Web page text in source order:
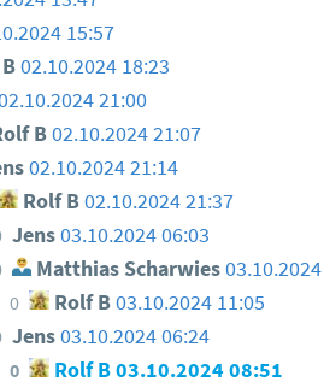
15:57
02.10.2024 18:23
21:00
B02.10.2024 21:07
02.10.2024 21:14
Rolf B02.10.2024 21:37
Jens03.10.2024 06:03
Matthias Scharwies
0 Rolf B03.10.2024 11:05
Jens03.10.2024 06:24
0 Rolf B03.10.2024 08:51